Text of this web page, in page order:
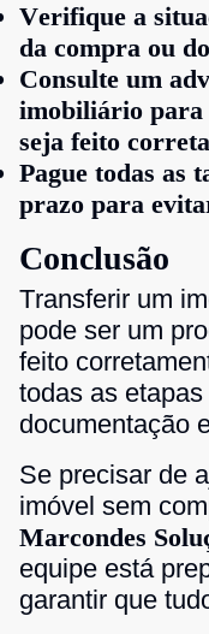
Verifique a
da compra ou
Consulte um
imobiliário para
seja feito
Pague todas as
prazo para
Conclusão
Transferir um
pode ser um
feito
todas as
documentação
Se precisar de
imóvel sem
Marcondes
equipe está
garantir que